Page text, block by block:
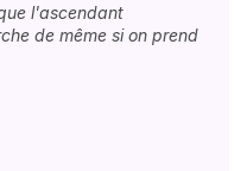
l'ascendant
de même si on prend